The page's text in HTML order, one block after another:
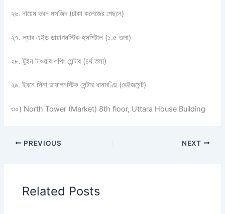
২৬. নায়েম ভবন মসজিদ (ঢাকা কলেজের পেছনে)
২৭. ল্যাব এইড ডায়াগনস্টিক হসপিটাল (১.৫ তলা)
২৮. টুইন টাওয়ার শপিং সেন্টার (৪র্থ তলা)
২৯. ইবনে সিনা ডায়াগনস্টিক সেন্টার ধানমণ্ডি (বেইজমেন্ট)
৩০) North Tower (Market) 8th floor, Uttara House Building
PREVIOUS NEXT
Related Posts